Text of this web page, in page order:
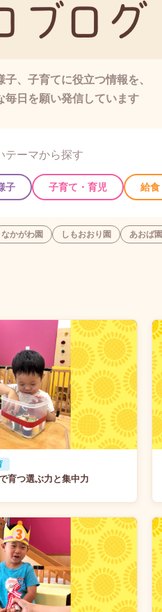
ブログ
、子育てに役立つ情報を、
毎日を願い発信しています
テーマから探す
子 子育て・育児 給食
なかがわ園 しもおおり園 あおば園
育つ選ぶ力と集中力